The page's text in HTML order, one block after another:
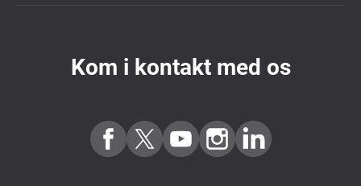
Kom i kontakt med os